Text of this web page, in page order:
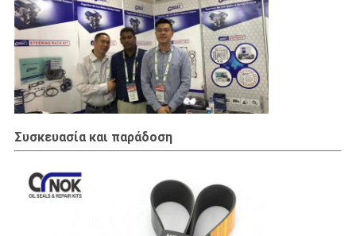
Συσκευασία και παράδοση